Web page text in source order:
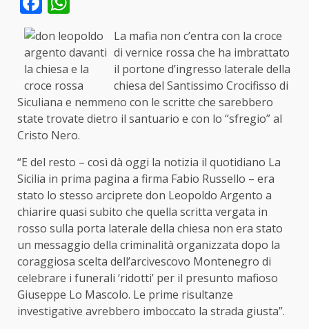
La mafia non c’entra con la croce
di vernice rossa che ha imbrattato
il portone d’ingresso laterale della
chiesa del Santissimo Crocifisso di
Siculiana e nemmeno con le scritte che sarebbero
state trovate dietro il santuario e con lo “sfregio” al
Cristo Nero.
“E del resto – così dà oggi la notizia il quotidiano La
Sicilia in prima pagina a firma Fabio Russello – era
stato lo stesso arciprete don Leopoldo Argento a
chiarire quasi subito che quella scritta vergata in
rosso sulla porta laterale della chiesa non era stato
un messaggio della criminalità organizzata dopo la
coraggiosa scelta dell’arcivescovo Montenegro di
celebrare i funerali ‘ridotti’ per il presunto mafioso
Giuseppe Lo Mascolo. Le prime risultanze
investigative avrebbero imboccato la strada giusta”.